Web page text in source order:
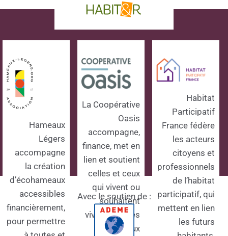
phrase d'accroche
Hameaux
Légers
accompagne
la création
d’écohameaux
accessibles
financièrement,
pour permettre
La Coopérative
Oasis
accompagne,
finance, met en
lien et soutient
celles et ceux
qui vivent ou
souhaitent
vivre dans des
écolieux
Habitat
Participatif
France fédère
les acteurs
citoyens et
professionnels
de l’habitat
participatif, qui
mettent en lien
les futurs
Avec le soutien de :